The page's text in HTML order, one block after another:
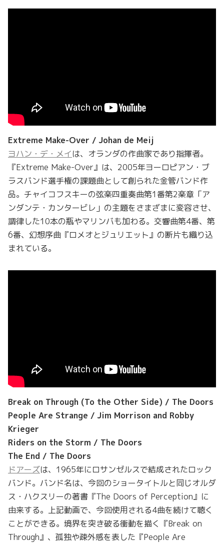
Extreme Make-Over / Johan de Meij
ヨハン・デ・メイは、オランダの作曲家であり指揮者。
『Extreme Make-Over』は、2005年ヨーロピアン・ブ
ラスバンド選手権の課題曲として創られた金管バンド作
品。チャイコフスキーの弦楽四重奏曲第1番第2楽章「ア
ンダンテ・カンタービレ」の主題をさまざまに変容させ、
調律した10本の瓶やマリンバも加わる。交響曲第4番、第
6番、幻想序曲『ロメオとジュリエット』の断片も織り込
まれている。
Break on Through (To the Other Side) / The Doors
People Are Strange / Jim Morrison and Robby
Krieger
Riders on the Storm / The Doors
The End / The Doors
ドアーズは、1965年にロサンゼルスで結成されたロック
バンド。バンド名は、今回のショータイトルと同じオルダ
ス・ハクスリーの著書『The Doors of Perception』に
由来する。上記動画で、今回使用される4曲を続けて聴く
ことができる。境界を突き破る衝動を描く『Break on
Through』、孤独や疎外感を表した『People Are